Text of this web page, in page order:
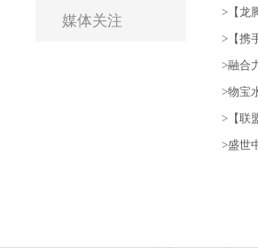
媒体关注
>【龙
>【携
>融合
>物宝
>【联
>盛世